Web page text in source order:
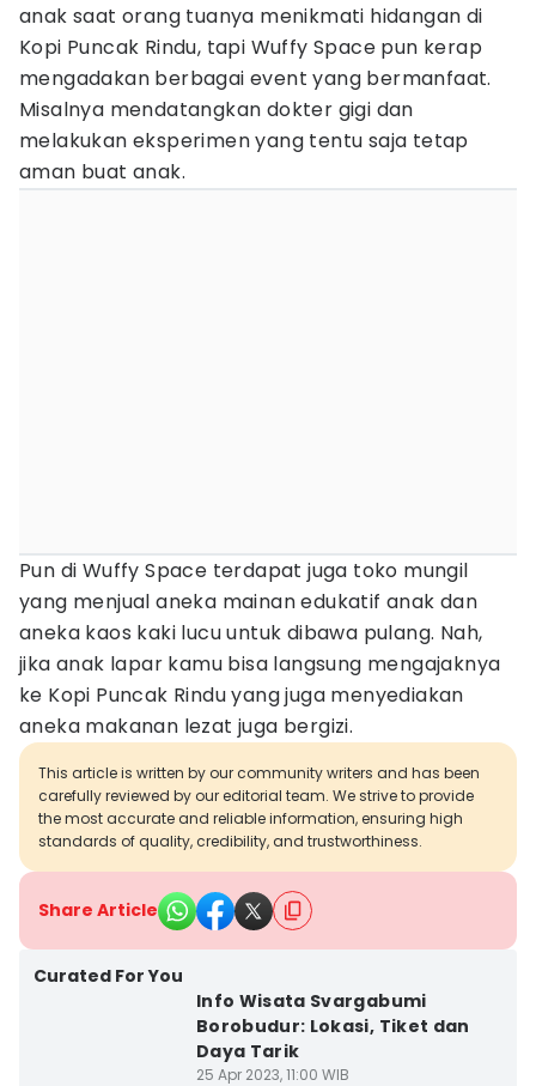
anak saat orang tuanya menikmati hidangan di
Kopi Puncak Rindu, tapi Wuffy Space pun kerap
mengadakan berbagai event yang bermanfaat.
Misalnya mendatangkan dokter gigi dan
melakukan eksperimen yang tentu saja tetap
aman buat anak.
Pun di Wuffy Space terdapat juga toko mungil
yang menjual aneka mainan edukatif anak dan
aneka kaos kaki lucu untuk dibawa pulang. Nah,
jika anak lapar kamu bisa langsung mengajaknya
ke Kopi Puncak Rindu yang juga menyediakan
aneka makanan lezat juga bergizi.
This article is written by our community writers and has been
carefully reviewed by our editorial team. We strive to provide
the most accurate and reliable information, ensuring high
standards of quality, credibility, and trustworthiness.
Share Article
Curated For You
Info Wisata Svargabumi
Borobudur: Lokasi, Tiket dan
Daya Tarik
25 Apr 2023, 11:00 WIB